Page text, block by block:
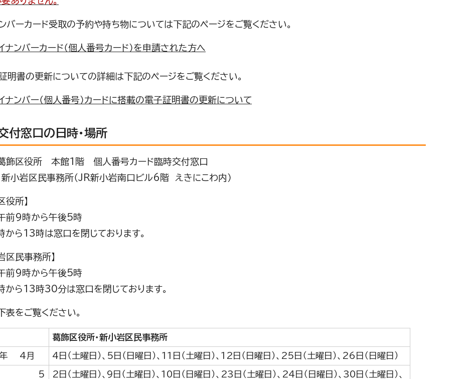
バーカード受取の予約や持ち物については下記のページをご覧ください。
ナンバーカード（個人番号カード）を申請された方へ
明書の更新についての詳細は下記のページをご覧ください。
ナンバー（個人番号）カードに搭載の電子証明書の更新について
付窓口の日時・場所
葛飾区役所 本館1階 個人番号カード臨時交付窓口
区民事務所（JR新小岩南口ビル6階 えきにこわ内）
役所】
前9時から午後5時
ら13時は窓口を閉じております。
区民事務所】
前9時から午後5時
ら13時30分は窓口を閉じております。
表をご覧ください。
葛飾区役所・新小岩区民事務所
年 4月 4日（土曜日）、5日（日曜日）、11日（土曜日）、12日（日曜日）、25日（土曜日）、26日（日曜日）
2日（土曜日）、9日（土曜日）、10日（日曜日）、23日（土曜日）、24日（日曜日）、30日（土曜日）、